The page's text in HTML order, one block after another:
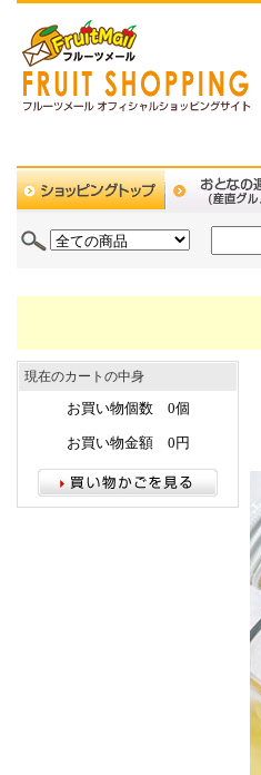
現在のカートの中身
お買い物個数 0個
お買い物金額 0円